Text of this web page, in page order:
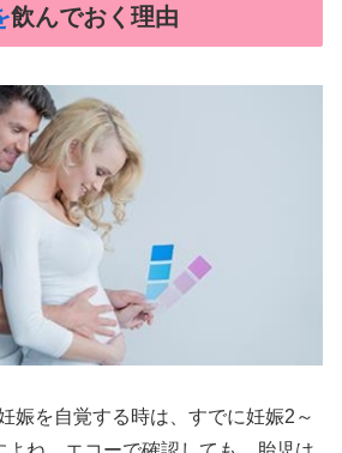
飲んでおく理由
娠を自覚する時は、すでに妊娠2～